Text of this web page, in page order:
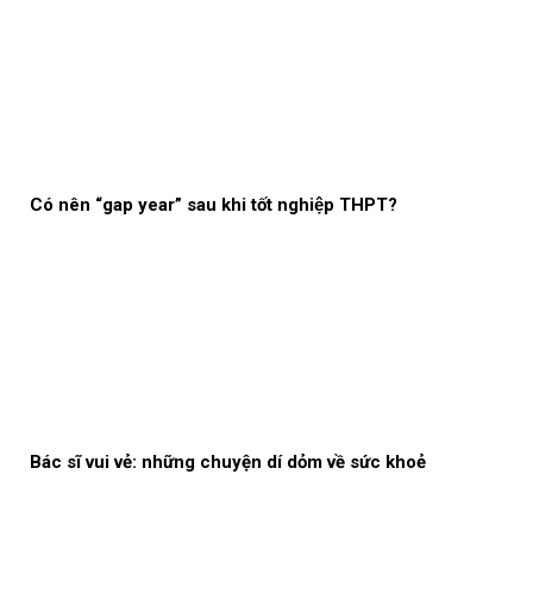
Có nên “gap year” sau khi tốt nghiệp THPT?
Bác sĩ vui vẻ: những chuyện dí dỏm về sức khoẻ